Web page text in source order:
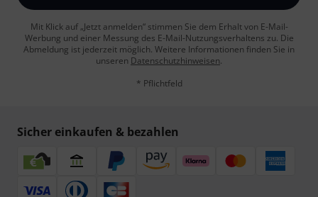
Mit Klick auf „Jetzt anmelden“ stimmen Sie dem Erhalt von E-Mail-
Werbung und einer Messung des E-Mail-Nutzungsverhaltens zu. Die
Abmeldung ist jederzeit möglich. Weitere Informationen finden Sie in
unseren Datenschutzhinweisen.
* Pflichtfeld
Sicher einkaufen & bezahlen